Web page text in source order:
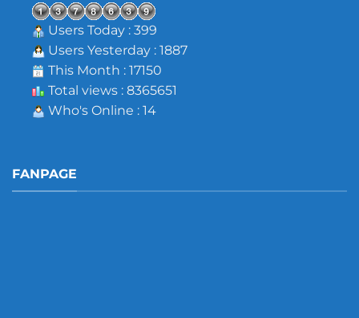
Users Today : 399
Users Yesterday : 1887
This Month : 17150
Total views : 8365651
Who's Online : 14
FANPAGE